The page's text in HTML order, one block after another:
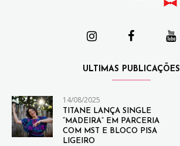
ULTIMAS PUBLICAÇÕES
14/08/2025
TITANE LANÇA SINGLE
“MADEIRA” EM PARCERIA
COM MST E BLOCO PISA
LIGEIRO